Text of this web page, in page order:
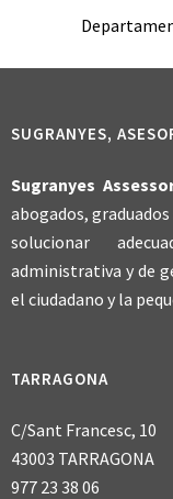
SUGRANYES,
Sugranyes
abogados,
solucionar
administrativa y de
el ciudadano y la
TARRAGONA
C/Sant Francesc, 10
43003 TARRAGONA
977 23 38 06